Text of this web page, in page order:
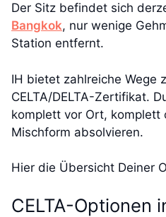
Der Sitz befindet sich
Bangkok, nur wenige
Station entfernt.
IH bietet zahlreiche Wege
CELTA/DELTA-Zertifikat.
komplett vor Ort, komplett
Mischform absolvieren.
Hier die Übersicht Deiner
CELTA-Optionen